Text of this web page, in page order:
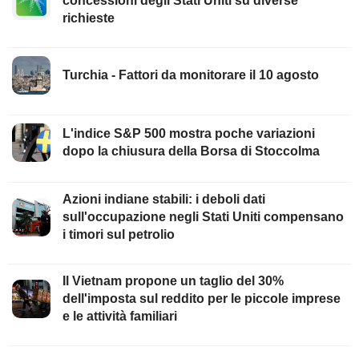
richieste
Turchia - Fattori da monitorare il 10 agosto
L'indice S&P 500 mostra poche variazioni
dopo la chiusura della Borsa di Stoccolma
Azioni indiane stabili: i deboli dati
sull'occupazione negli Stati Uniti compensano
i timori sul petrolio
Il Vietnam propone un taglio del 30%
dell'imposta sul reddito per le piccole imprese
e le attività familiari